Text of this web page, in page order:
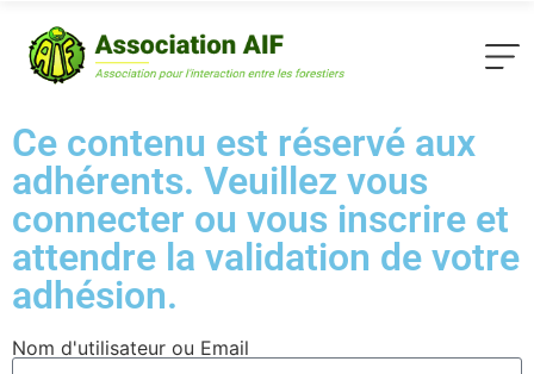
Ce contenu est réservé aux
adhérents. Veuillez vous
connecter ou vous inscrire et
attendre la validation de votre
adhésion.
Nom d'utilisateur ou Email